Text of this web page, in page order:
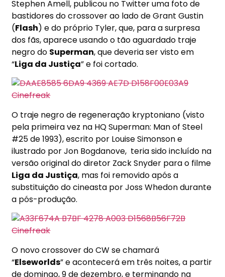
Stephen Amell, publicou no Twitter uma foto de
bastidores do crossover ao lado de Grant Gustin
(Flash) e do próprio Tyler, que, para a surpresa
dos fãs, aparece usando o tão aguardado traje
negro do Superman, que deveria ser visto em
“Liga da Justiça” e foi cortado.
O traje negro de regeneração kryptoniano (visto
pela primeira vez na HQ Superman: Man of Steel
#25 de 1993), escrito por Louise Simonson e
ilustrado por Jon Bogdanove, teria sido incluído na
versão original do diretor Zack Snyder para o filme
Liga da Justiça, mas foi removido após a
substituição do cineasta por Joss Whedon durante
a pós-produção.
O novo crossover do CW se chamará
“Elseworlds” e acontecerá em três noites, a partir
de domingo, 9 de dezembro, e terminando na